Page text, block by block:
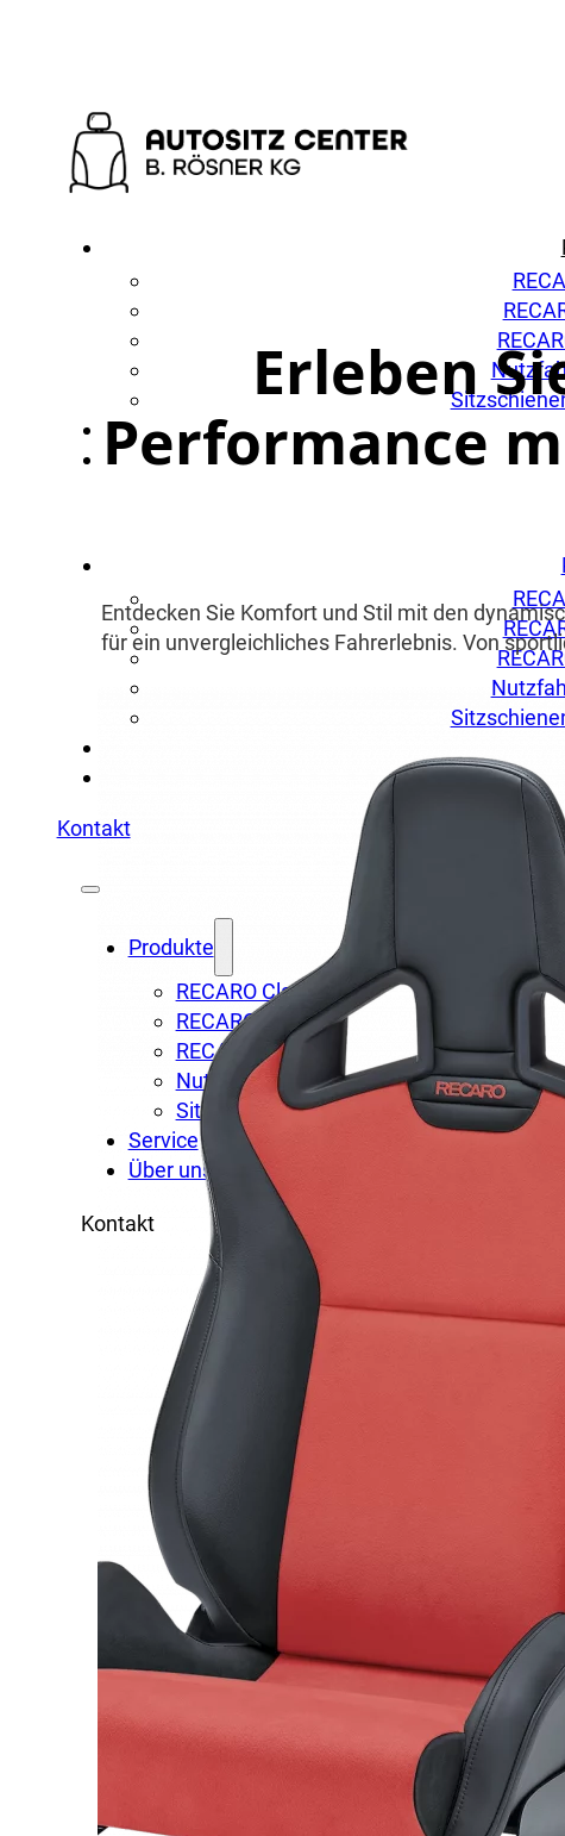
Kontakt
Produkte
RECARO Classic
RECARO Komfort
RECARO Dynamik
Nutzfahrzeugsitze
Sitzschienenverlegung
Service
Über uns
Kontakt
Erleben
Performance
Entdecken Sie Komfort und Stil mit den
für ein unvergleichliches Fahrerlebnis. Von